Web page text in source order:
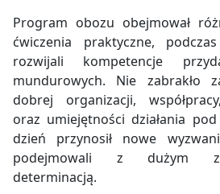
Program obozu obejmował
ćwiczenia praktyczne,
rozwijali kompetencje
mundurowych. Nie zabrakło
dobrej organizacji,
oraz umiejętności działania
dzień przynosił nowe
podejmowali z dużym
determinacją.